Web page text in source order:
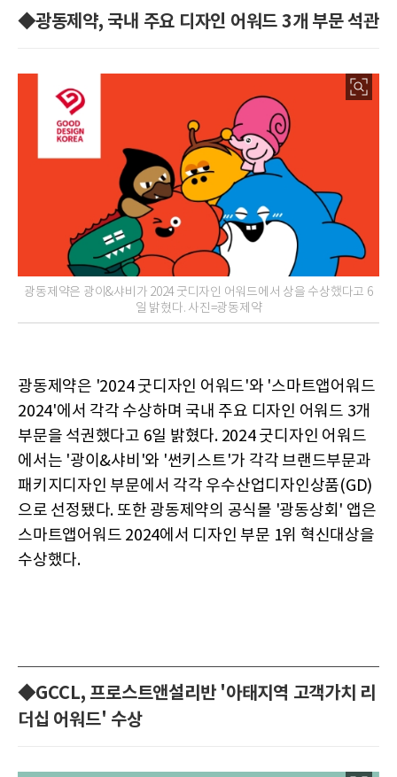
◆광동제약, 국내 주요 디자인 어워드 3개 부문 석관
광동제약은 광이&샤비가 2024 굿디자인 어워드에서 상을 수상했다고 6
일 밝혔다. 사진=광동제약
광동제약은 '2024 굿디자인 어워드'와 '스마트앱어워드
2024'에서 각각 수상하며 국내 주요 디자인 어워드 3개
부문을 석권했다고 6일 밝혔다. 2024 굿디자인 어워드
에서는 '광이&샤비'와 '썬키스트'가 각각 브랜드부문과
패키지디자인 부문에서 각각 우수산업디자인상품(GD)
으로 선정됐다. 또한 광동제약의 공식몰 '광동상회' 앱은
스마트앱어워드 2024에서 디자인 부문 1위 혁신대상을
수상했다.
◆GCCL, 프로스트앤설리반 '아태지역 고객가치 리
더십 어워드' 수상